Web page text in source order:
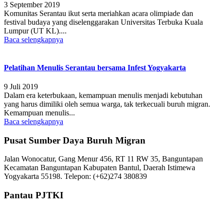
3 September 2019
Komunitas Serantau ikut serta meriahkan acara olimpiade dan
festival budaya yang diselenggarakan Universitas Terbuka Kuala
Lumpur (UT KL)....
Baca selengkapnya
Pelatihan Menulis Serantau bersama Infest Yogyakarta
9 Juli 2019
Dalam era keterbukaan, kemampuan menulis menjadi kebutuhan
yang harus dimiliki oleh semua warga, tak terkecuali buruh migran.
Kemampuan menulis...
Baca selengkapnya
Pusat Sumber Daya Buruh Migran
Jalan Wonocatur, Gang Menur 456, RT 11 RW 35, Banguntapan
Kecamatan Banguntapan Kabupaten Bantul, Daerah Istimewa
Yogyakarta 55198. Telepon: (+62)274 380839
Pantau PJTKI